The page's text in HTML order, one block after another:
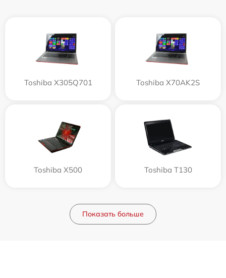
Toshiba X305Q701 Toshiba X70AK2S
Toshiba X500 Toshiba T130
Показать больше